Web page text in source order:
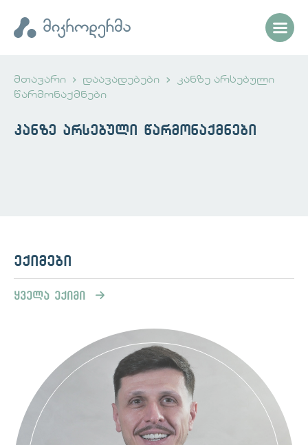
მთავარი დაავადებები
კანზე არსებული
წარმონაქმნები
კანზე არსებული წარმონაქმნები
ექიმები
ყველა ექიმი